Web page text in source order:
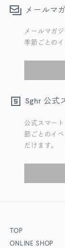
メールマ
メールマガ
季節ごとの
Sghr 公式
公式スマー
節ごとのイ
だけます。
TOP
ONLINE SHOP